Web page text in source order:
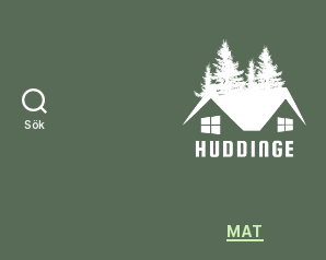
Sök
Kategorier
MAT